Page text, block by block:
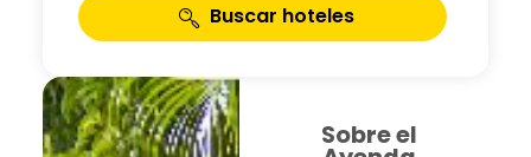
Buscar hoteles
Sobre el